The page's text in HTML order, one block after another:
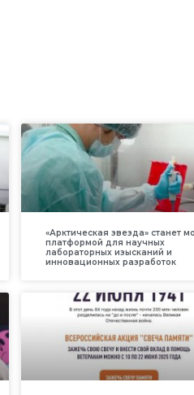
«Арктическая звезда» станет
платформой для научных
лабораторных изысканий и
инновационных разработок